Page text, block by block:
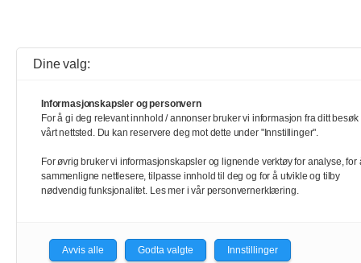
Dine valg:
Informasjonskapsler og personvern
For å gi deg relevant innhold / annonser bruker vi informasjon fra ditt besøk
vårt nettsted. Du kan reservere deg mot dette under "Innstillinger".
For øvrig bruker vi informasjonskapsler og lignende verktøy for analyse, for
sammenligne nettlesere, tilpasse innhold til deg og for å utvikle og tilby
nødvendig funksjonalitet. Les mer i vår personvernerklæring.
Avvis alle Godta valgte Innstillinger